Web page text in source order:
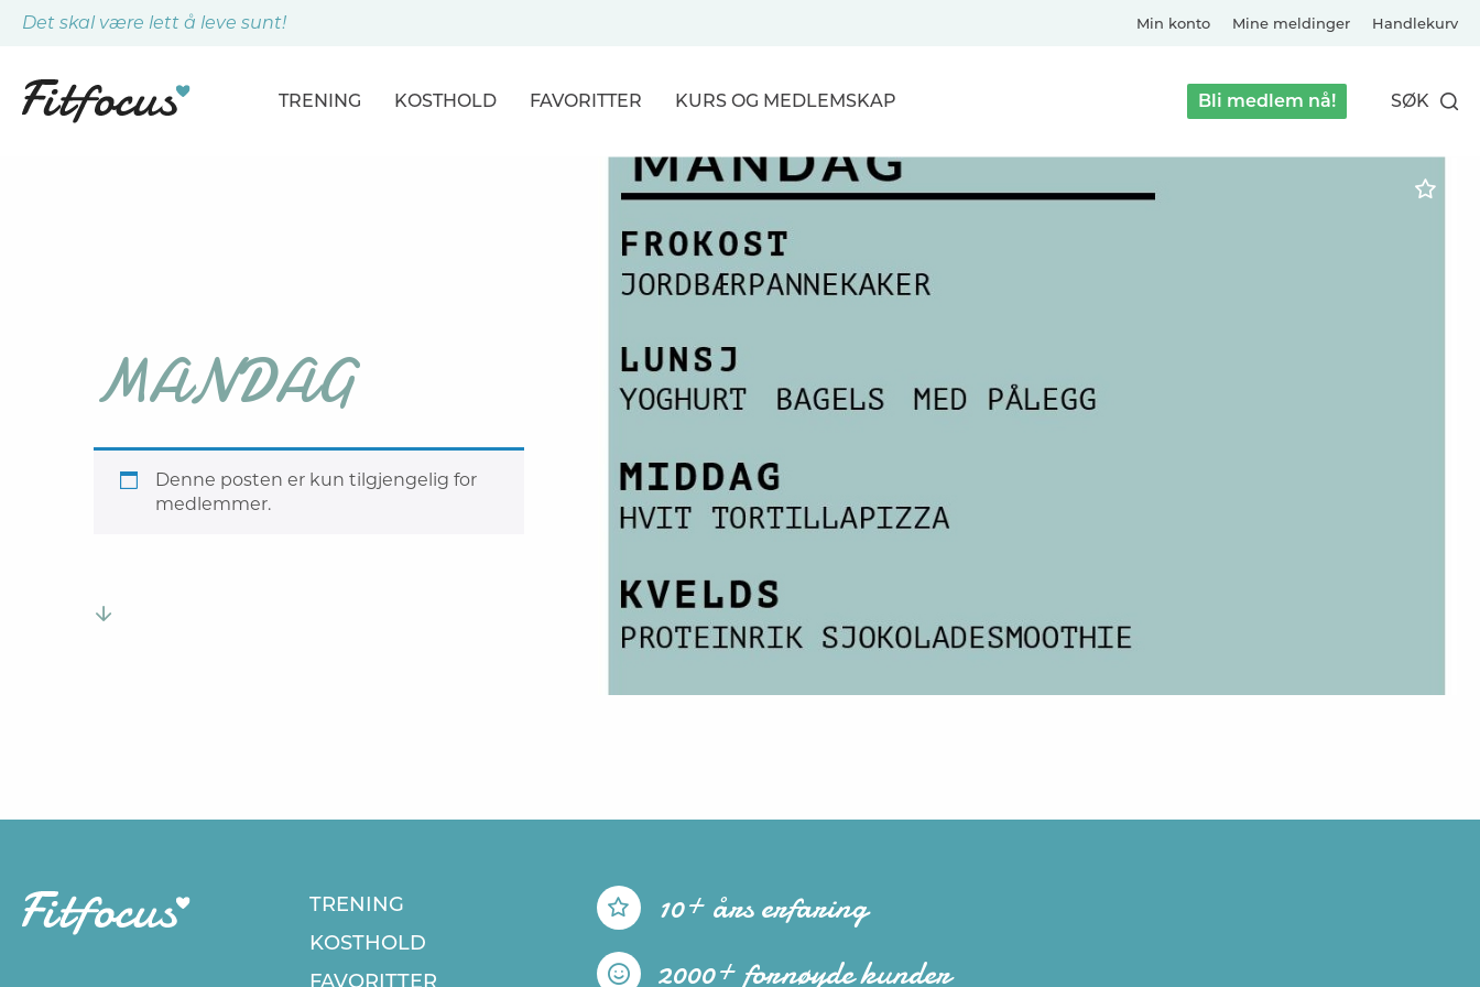
Det skal være lett å leve sunt! Min konto Mine meldinger Handlekurv
TRENING KOSTHOLD FAVORITTER KURS OG MEDLEMSKAP Bli medlem nå! SØK
MANDAG
Denne posten er kun tilgjengelig for
medlemmer.
TRENING
KOSTHOLD
FAVORITTER
10+ års erfaring
2000+ fornøyde kunder